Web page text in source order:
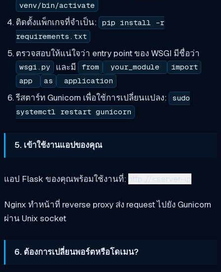
venv/bin/activate
ติดตั้งแพ็กเกจที่จำเป็น: pip install -r
requirements.txt
ตรวจสอบให้แน่ใจว่า entry point ของ WSGI มีชื่อว่า
wsgi.py และมี from your_module
import
app
as application
รีสตาร์ท Gunicorn เพื่อใช้การเปลี่ยนแปลง:
sudo
systemctl restart gunicorn
5. เข้าใช้งานแอปของคุณ
แอป Flask ของคุณพร้อมใช้งานที่: http://<server-ip
Nginx ทำหน้าที่ reverse proxy ส่ง request ไปยัง Gunicorn
ผ่าน Unix socket
6. ต้องการเปลี่ยนพอร์ตหรือโดเมน?